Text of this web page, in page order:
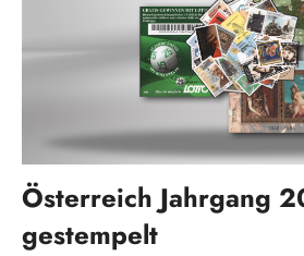
Österreich Jahrgang
gestempelt